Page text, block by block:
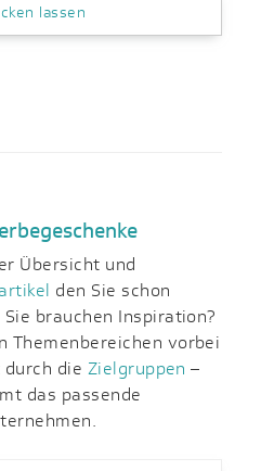
lassen
Übersicht und
den Sie schon
brauchen Inspiration?
Themenbereichen vorbei
die Zielgruppen –
das passende